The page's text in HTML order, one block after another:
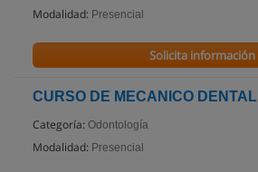
Modalidad: Presencial
Solicita información
CURSO DE MECANICO DENTAL
Categoría: Odontología
Modalidad: Presencial